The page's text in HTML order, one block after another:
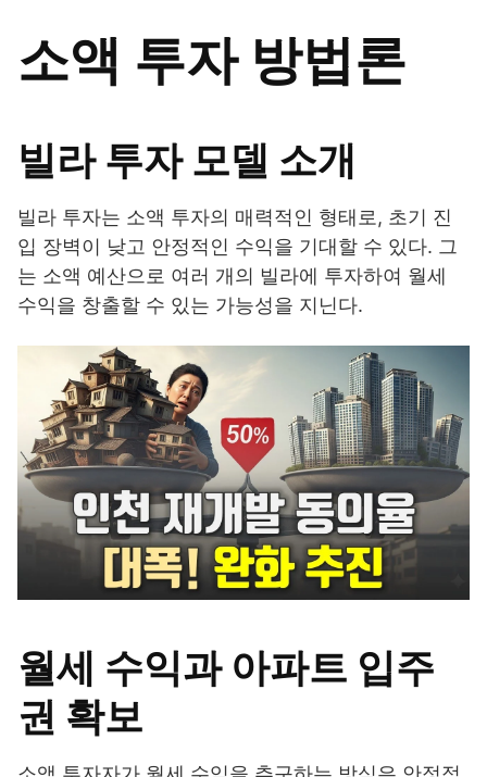
소액 투자 방법론
빌라 투자 모델 소개
빌라 투자는 소액 투자의 매력적인 형태로, 초기 진
입 장벽이 낮고 안정적인 수익을 기대할 수 있다. 그
는 소액 예산으로 여러 개의 빌라에 투자하여 월세
수익을 창출할 수 있는 가능성을 지닌다.
월세 수익과 아파트 입주
권 확보